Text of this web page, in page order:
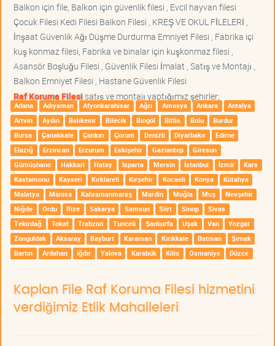
Balkon için file, Balkon için güvenlik filesi , Evcil hayvan filesi
Çocuk Filesi Kedi Filesi Balkon Filesi , KREŞ VE OKUL FİLELERİ ,
İnşaat Güvenlik Ağı Düşme Durdurma Emniyet Filesi , Fabrika içi
kuş konmaz filesi, Fabrika ve binalar için kuşkonmaz filesi ,
Asansör Boşluğu Filesi , Güvenlik Filesi İmalat , Satış ve Montajı ,
Balkon Emniyet Filesi , Hastane Güvenlik Filesi
Raf Koruma Filesisatış ve montajı yaptığımız şehirler;
Adana Adıyaman Afyonkarahisar Ağrı Amasya Ankara
Antalya
Artvin
Aydın Balıkesir Bilecik Bingöl Bitlis Bolu
Burdur
Bursa
Çanakkale Çankırı Çorum Denizli Diyarbakır
Edirne
Elazığ
Erzincan Erzurum Eskişehir Gaziantep
Giresun
Gümüşhane
Hakkari Hatay Isparta Mersin İstanbul İzmir
Kars
Kastamonu
Kayseri Kırklareli Kırşehir Kocaeli Konya
Kütahya
Malatya
Manisa Kahramanmaraş Mardin Muğla Muş
Nevşehir
Niğde
Ordu Rize Sakarya Samsun Siirt Sinop
Sivas
Tekirdağ
Tokat Trabzon Tunceli Şanlıurfa Uşak Van
Yozgat
Zonguldak
Aksaray Bayburt Karaman Kırıkkale Batman
Şırnak
Bartın
Ardahan Iğdır Yalova Karabük Kilis Osmaniye Düzce
Kaplan File Raf Koruma Filesi hizmetini
verdiğimiz Etlik Mahalleleri